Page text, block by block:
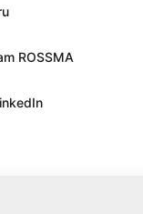
ROSSMA